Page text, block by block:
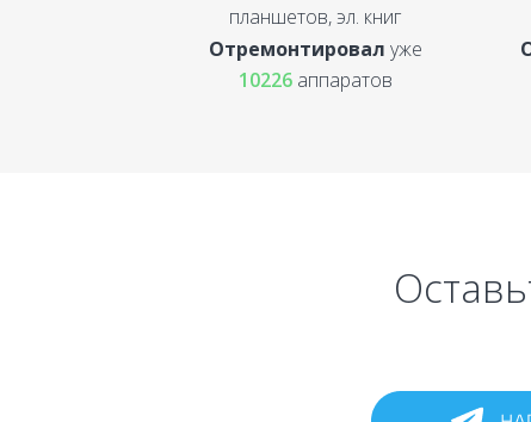
планшетов, эл. книг
Отремонтировал уже
10226аппаратов